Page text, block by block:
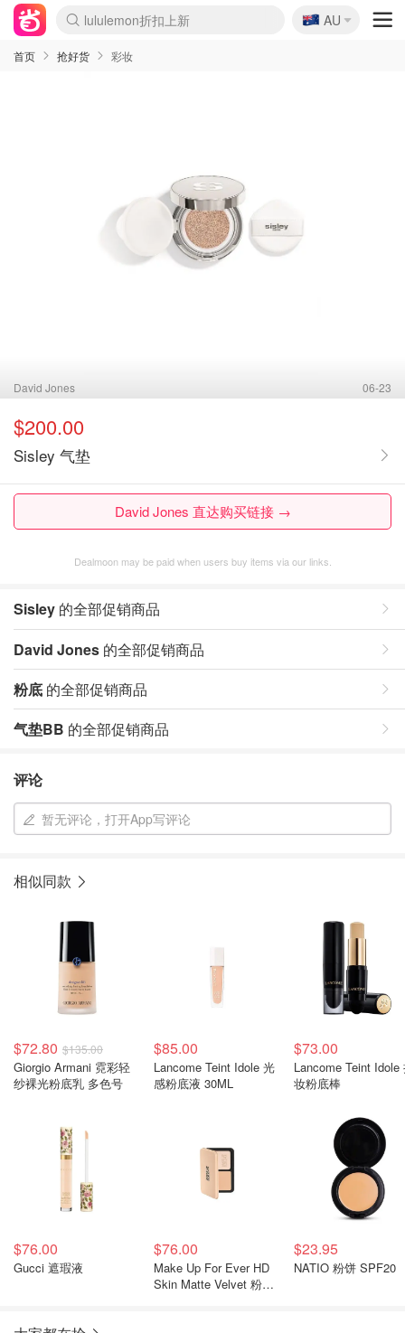
lululemon折扣上新
Sasa美妆护肤3.5折
SSENSE年中2.5折
FreshBeauty好价汇总
Cettire降价+叠9折
WWS Coles超市实拍
viagogo二手票捡漏
Myer超级周末
The Outnet奢牌1折起
David Jones 3折起
Flannels大牌1折
Perfumes Club护肤1折
AMIRO面罩$251
Amazon折扣汇总
eToro入金$200送$50
Amazon数码好物
ICONIC本周7.5折
ThedoubleF高奢地板价
Moose Knuckles 6折
丝芙兰5折起
EUFY摄像头$98
Selenichast首饰2折
Trip机票酒店促销
YSL送5件彩妆礼
Amazon家居好物
Amazon美妆护肤
雅漾大喷$8
过敏原检测盒$33
伊索独家赠50ml沐浴露
科颜氏高保湿面霜$29
SEALIFE海洋馆门票6折
丝塔芙大白罐$16
订阅Newsletter送香薰
Cult Beauty 6.8折
Harrods圣诞日历$525
LN-CC奢牌私促3折
d'Alba空姐喷雾$16
EVE LOM套装£56
Bernardelli独家4折
Adore Beauty 6折起
CT圣诞日历
Mytheresa奢品2.7折
Luxury Escapes 9折
Currentbody美容仪$881
MOON Garden Live
Roborock扫地机$649
Tingo Life水杯$24
Valentino官网5折
CR洗护套装$23
修丽可4件套$159
Myer彩妆2件7折
GANNI官网4.5折
Stylevana韩妆4折
Tessabit高奢8.5折
OGX洗发水$11
Amazon阿德莱德次日达
卡诗8.5折+赠礼
Philips Hue灯具8折
🇦🇺
AU
首页 抢好货 彩妆
David Jones 06-23
$200.00
Sisley 气垫
David Jones 直达购买链接 →
Dealmoon may be paid when users buy items via our links.
Sisley 的全部促销商品
David Jones 的全部促销商品
粉底 的全部促销商品
气垫BB 的全部促销商品
评论
暂无评论，打开App写评论
相似同款
$72.80 $135.00
Giorgio Armani 霓彩轻
纱裸光粉底乳 多色号
$85.00
Lancome Teint Idole 光
感粉底液 30ML
$73.00
Lancome Teint Idole
妆粉底棒
$76.00
Gucci 遮瑕液
$76.00
Make Up For Ever HD
Skin Matte Velvet 粉底
$23.95
NATIO 粉饼 SPF20